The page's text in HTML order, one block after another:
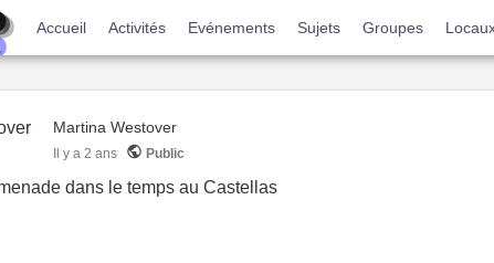
Accueil Activités Evénements Sujets Groupes
Martina Westover
Il y a 2 ans Public
dans le temps au Castellas